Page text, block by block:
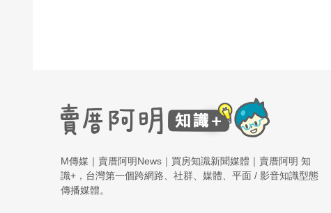
M傳媒｜賣厝阿明News｜買房知識新聞媒體｜賣厝阿明 知
識+，台灣第一個跨網路、社群、媒體、平面 / 影音知識型態
傳播媒體。